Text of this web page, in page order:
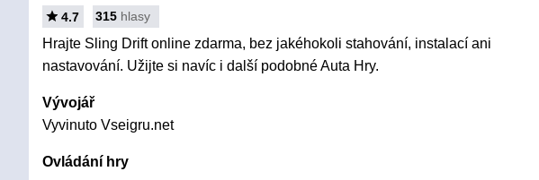
4.7 315 hlasy
Hrajte Sling Drift online zdarma, bez jakéhokoli stahování, instalací ani
nastavování. Užijte si navíc i další podobné Auta Hry.
Vývojář
Vyvinuto Vseigru.net
Ovládání hry